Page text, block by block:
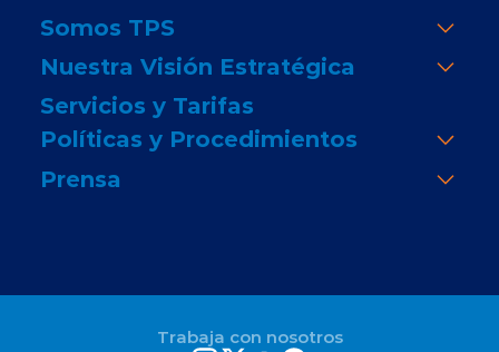
Somos TPS
Nuestra Visión Estratégica
Servicios y Tarifas
Políticas y Procedimientos
Prensa
Trabaja con nosotros